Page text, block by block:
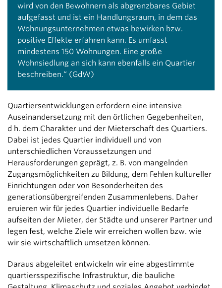
wird von den Bewohnern als abgrenzbares Gebiet
aufgefasst und ist ein Handlungsraum, in dem das
Wohnungsunternehmen etwas bewirken bzw.
positive Effekte erfahren kann. Es umfasst
mindestens 150 Wohnungen. Eine große
Wohnsiedlung an sich kann ebenfalls ein Quartier
beschreiben.“ (GdW)
Quartiersentwicklungen erfordern eine intensive
Auseinandersetzung mit den örtlichen Gegebenheiten,
d h. dem Charakter und der Mieterschaft des Quartiers.
Dabei ist jedes Quartier individuell und von
unterschiedlichen Voraussetzungen und
Herausforderungen geprägt, z. B. von mangelnden
Zugangsmöglichkeiten zu Bildung, dem Fehlen kultureller
Einrichtungen oder von Besonderheiten des
generationsübergreifenden Zusammenlebens. Daher
eruieren wir für jedes Quartier individuelle Bedarfe
aufseiten der Mieter, der Städte und unserer Partner und
legen fest, welche Ziele wir erreichen wollen bzw. wie
wir sie wirtschaftlich umsetzen können.
Daraus abgeleitet entwickeln wir eine abgestimmte
quartiersspezifische Infrastruktur, die bauliche